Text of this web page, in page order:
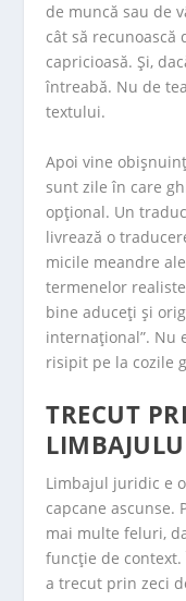
de muncă sau de
cât să
capricioasă. Și,
întreabă. Nu de
textului.
Apoi vine
sunt zile în care
opțional. Un
livrează o
micile meandre
termenelor
bine aduceți și
internațional”. Nu
risipit pe la cozile
TRECUT
Limbajul juridic e
capcane ascunse.
mai multe feluri,
funcție de
a trecut prin zeci